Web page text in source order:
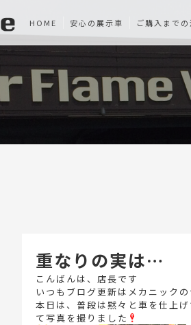
HOME 安心の展示車 ご購入までの
重なりの実は…
こんばんは、店長です
いつもブログ更新はメカニック
本日は、普段は黙々と車を仕上
て写真を撮りました